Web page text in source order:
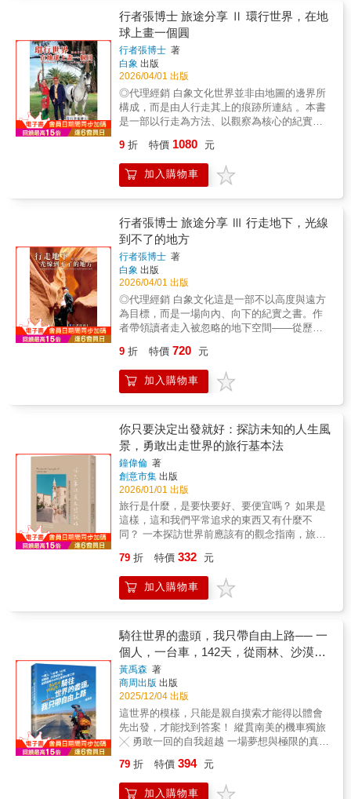
裝備上的裂縫，其實也在修補我內心那些久經
歲月而風化破損的缺口。‧愛情悔恨愛讓人勇
敢，卻也讓人偏執、瘋狂。所有的一往情深，
最後，也風乾成欲語還休的心照不宣。人生如
此，愛情也是如此，站在祭壇前，我懺悔辜負
過的深情，回憶那些輕忽大意的曾經。‧當下與
永恆終有一日，我們的生命都將面臨結束。永
恆，或許只是引頸仰望的遙遠，我們所擁有
的，只有現在，只有今天而已。
沒有護花使者陪伴，在那個女性踏入職場還會
被稱為「怪物」的十九世紀，屬實是膽識過人
的行為。然而，這並非布萊首次展現膽識的舉
動。她在二十三歲時曾假裝精神病患，潛入紐
約一家條件惡劣的瘋人院臥底十天，並出版了
《黑心瘋人院的10日臥底實錄》，揭露院內種
種黑幕，成功推動精神醫療改革。這次環遊世
界則是她另一項大膽嘗試，挑戰當時社會對女
務。珍貴的十九世紀亞洲風情紀實《環遊世界
72天》以新聞報導的簡潔風格，記述了旅途中
的見聞與經歷，以及布萊不斷與時間、交通、
香港、廣州、日本等地），詳細觀察並記錄了
港口、街道、市場、居民服裝、飲食與生活習
慣，不僅安排了香港的戲劇社、廣州刑場、闈
場與痲瘋村的行程，甚至還偷偷旁觀了日本人
的傳統葬禮，以當時西方人的視角，映照、呈
現十九世紀末東亞地區的真實樣貌與文化，也
為我們保留了珍貴的歷史片段。無論是喜歡冒
險故事、旅行紀實報導，或是想了解女性先驅
事蹟，奈莉．布萊都用行動與文字，在《環遊
世界72天》裡展現了勇氣、好奇心與不畏艱難
又為新聞史與女性史留下了一部重要的經典之
作。
前的大小動物，讓作者審視生命的延續，從來
都不是安穩的旅程。遷徙，是生命中一項非凡
的探索，遷徙的終點，從不是終點。人類亦如
是。
行者張博士 旅途分享 Ⅱ 環行世界，在地
球上畫一個圓
行者張博士 著
白象 出版
2026/04/01 出版
◎代理經銷 白象文化世界並非由地圖的邊界所
構成，而是由人行走其上的痕跡所連結 。本書
是一部以行走為方法、以觀察為核心的紀實之
跨越文明的高地與歷史的低谷，試圖在移動之
中理解世界，也重新辨認自身的位置 。書中所
記錄的，不只是抵達了哪些國家與景點，而是
道，到邊陲的村落與自然地景，作者以細膩的
筆觸描寫當地的日常、飲食、信仰與社會結
構，呈現出一個立體而多層次的世界樣貌 。本
書關注全球化浪潮下的差異與共通性，在相似
的商業符號與現代建築背後，仍潛藏著各地獨
有的歷史記憶與文化脈絡 。作者選擇傾聽與記
錄，讓旅途成為一場持續進行的對話 。這是一
部邀請讀者放慢腳步、重新觀看世界的作品，
提醒我們：真正的遠行，不只是跨越距離，而
是在理解他者的同時，也更清楚地看見自己 。
9 折 特價 1080 元
加入購物車
行者張博士 旅途分享 Ⅲ 行走地下，光線
到不了的地方
行者張博士 著
白象 出版
2026/04/01 出版
◎代理經銷 白象文化這是一部不以高度與遠方
為目標，而是一場向內、向下的紀實之書。作
者帶領讀者走入被忽略的地下空間——從歷經
藏歷史記憶的鹽礦、廢棄礦坑與深層人工通
道，在幽暗與寂靜之中，重新探尋人類文明的
足跡。書中不僅記錄了地下景觀的奇異與壯
親身行走的感官體驗，描述在視覺退場後，聽
覺、觸覺與呼吸如何成為辨認空間的方式。透
過這場地底之旅，邀請讀者思考：在現代生活
的快節奏消失後，我們究竟是在土地之上生
活，還是在土地之中暫居？地下不再只是「看
不見的地方」，而是理解自然、歷史與自我的
另一種入口。
9 折 特價 720 元
加入購物車
你只要決定出發就好：探訪未知的人生風
景，勇敢出走世界的旅行基本法
鐘偉倫 著
創意市集 出版
2026/01/01 出版
旅行是什麼，是要快要好、要便宜嗎？ 如果是
這樣，這和我們平常追求的東西又有什麼不
同？ 一本探訪世界前應該有的觀念指南，旅遊
找不到理由和說法的你；同時提供一些看世界
的方式與指引 & 世界這麼大，為何只去日本？
沒有錢，真的不能出國旅行？ 異國美味不如期
旅行的基本心法 ② 面對未知的心理建設、 ③
在路上趨吉避凶的想法邏輯 ④ 出國旅行 ─ 去
哪裡好呢？ 脫離日常，看清世界N種模樣；在
路上，獲取生命中必要成長。 旅行，是一個人
拿掉控制之後，品格長成的樣子； 不僅是從Ａ
到Ｂ的肉體放逐，更是一種心靈擺盪。 旅行，
始於逃避現實，以追求夢想為養分，終於理解
現實； 在路上，允許生命中重要的啟發發生，
接受不可預期、不完美。 長途旅行的代價，就
是迫使一個人離開現在的生活。 短途旅行經常
旅行，不是帶著特權硬闖他人生活，而是謙卑
79 折 特價 332 元
加入購物車
騎往世界的盡頭，我只帶自由上路── 一
個人，一台車，142天，從雨林、沙漠到
冰河，縱貫南美16000公里摩托車之旅
黃禹森 著
商周出版 出版
2025/12/04 出版
這世界的模樣，只能是親自摸索才能得以體會
先出發，才能找到答案！ 縱貫南美的機車獨旅
╳ 勇敢一回的自我超越 一場夢想與極限的真實
斯山脈六國實境，以全新角度凝視道路，帶你
邂逅魔幻大陸的震撼與悸動。 【專文推薦】余
79 折 特價 394 元
加入購物車